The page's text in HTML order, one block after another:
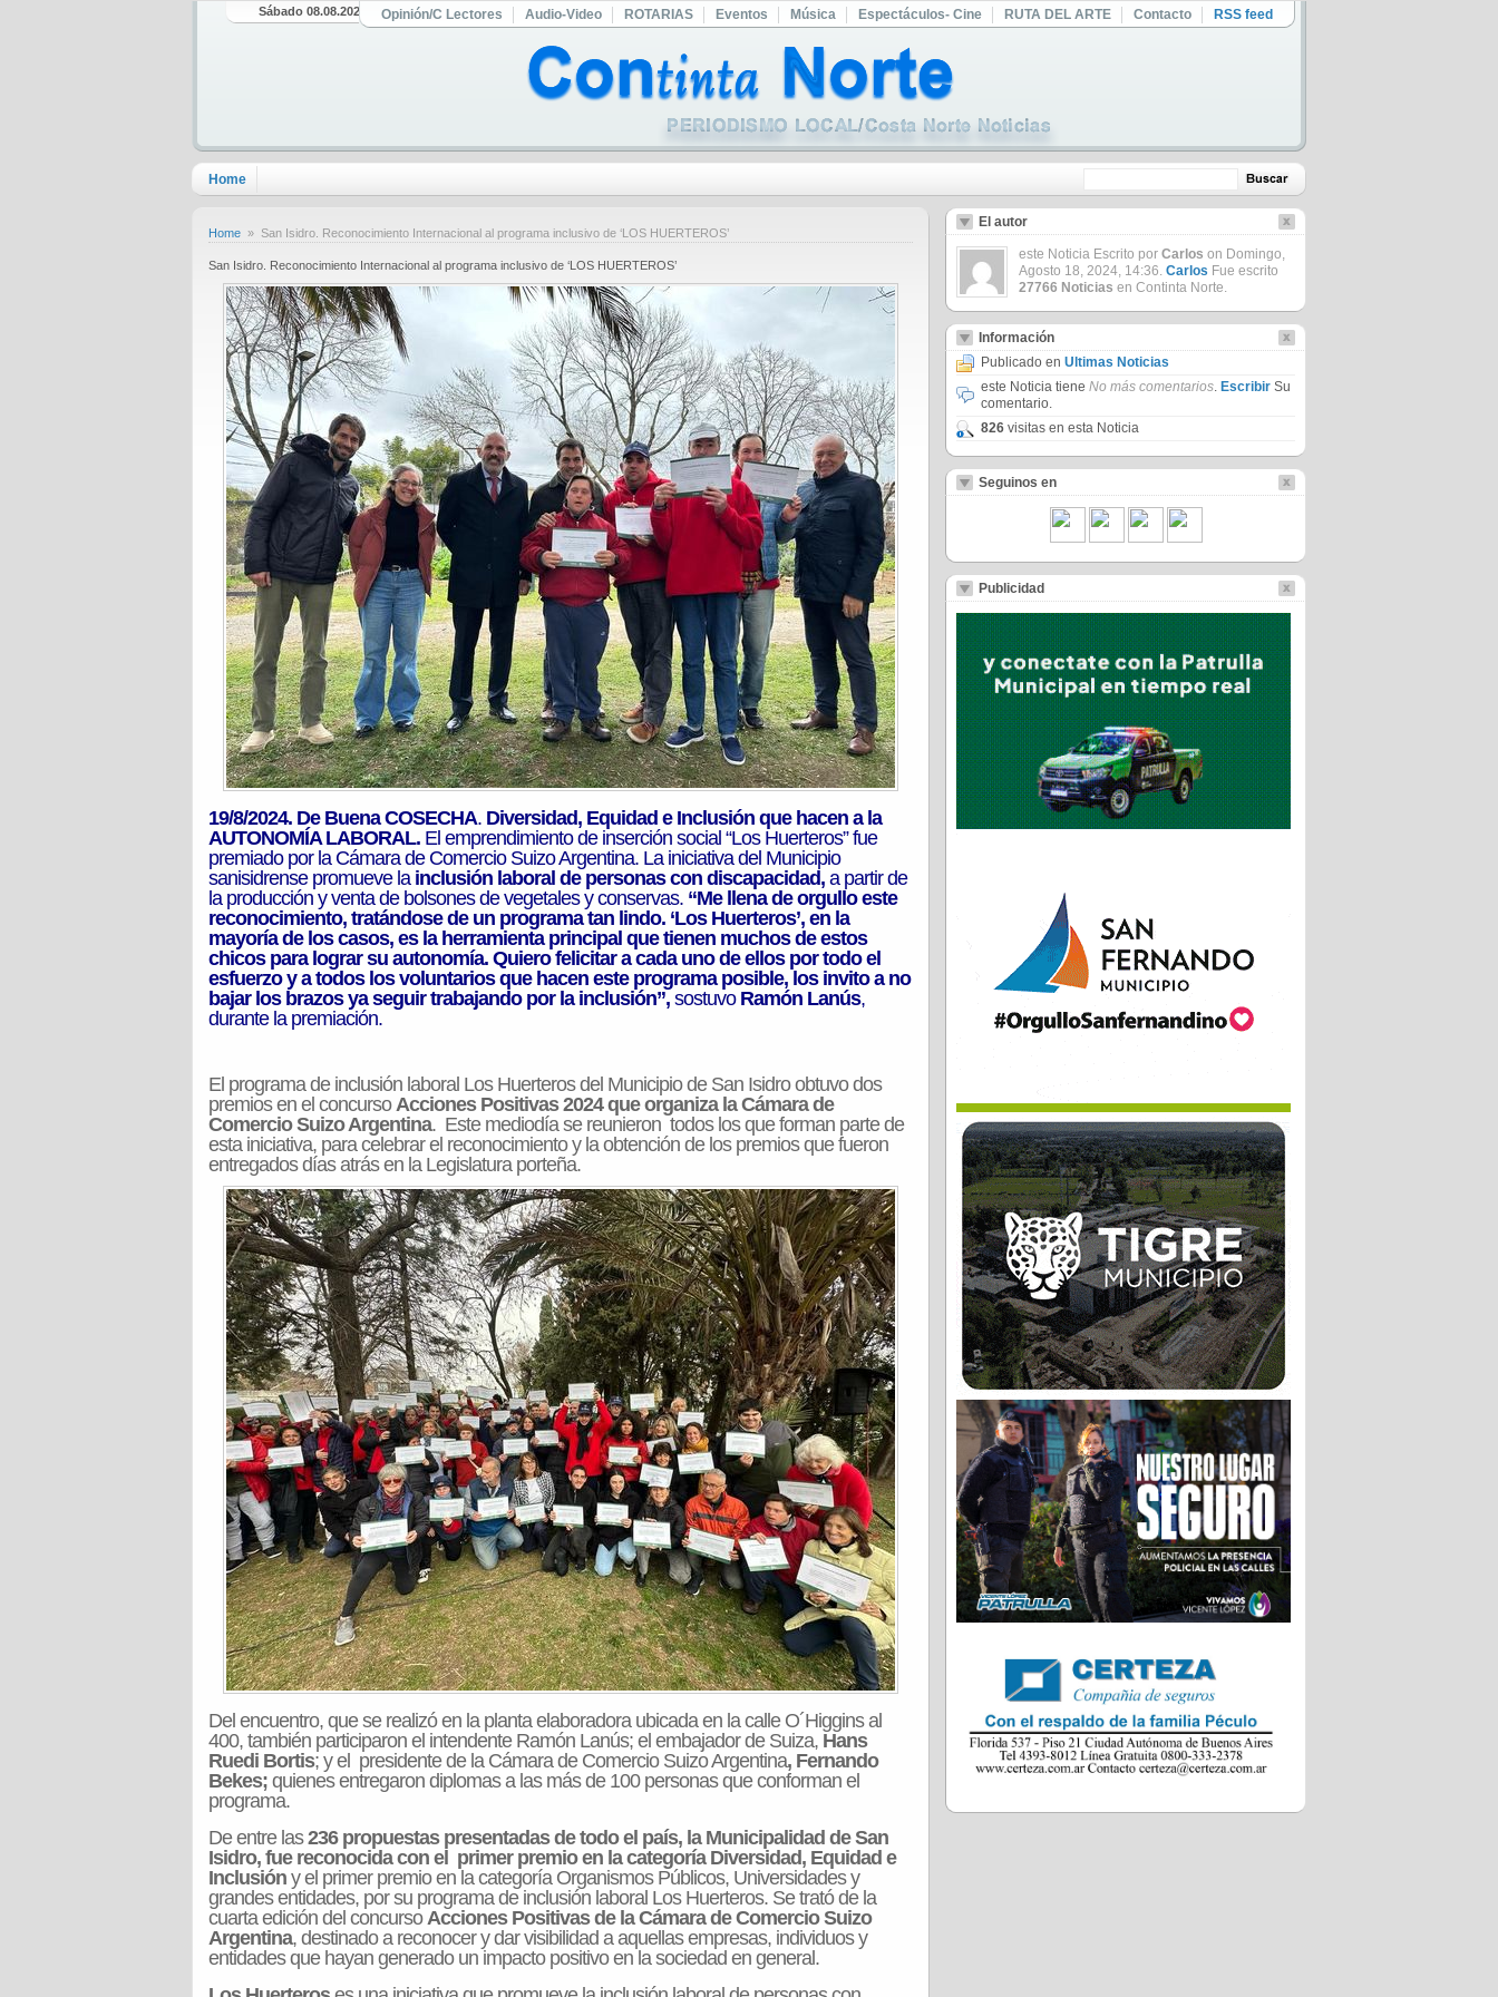
Sábado 08.08.2026 Opinión/C Lectores Audio-Video ROTARIAS Eventos Música Espectáculos- Cine RUTA DEL ARTE Contacto RSS feed
Home
Home » San Isidro. Reconocimiento Internacional al programa inclusivo de ‘LOS HUERTEROS’
San Isidro. Reconocimiento Internacional al programa inclusivo de ‘LOS HUERTEROS’
19/8/2024. De Buena COSECHA. Diversidad, Equidad e Inclusión que hacen a la
AUTONOMÍA LABORAL. El emprendimiento de inserción social “Los Huerteros” fue
premiado por la Cámara de Comercio Suizo Argentina. La iniciativa del Municipio
sanisidrense promueve la inclusión laboral de personas con discapacidad, a partir de
la producción y venta de bolsones de vegetales y conservas. “Me llena de orgullo este
reconocimiento, tratándose de un programa tan lindo. ‘Los Huerteros’, en la
mayoría de los casos, es la herramienta principal que tienen muchos de estos
chicos para lograr su autonomía. Quiero felicitar a cada uno de ellos por todo el
esfuerzo y a todos los voluntarios que hacen este programa posible, los invito a no
bajar los brazos ya seguir trabajando por la inclusión”, sostuvo Ramón Lanús,
durante la premiación.
El programa de inclusión laboral Los Huerteros del Municipio de San Isidro obtuvo dos
premios en el concursoAcciones Positivas 2024 que organiza la Cámara de
Comercio Suizo Argentina. Este mediodía se reunieron todos los que forman parte de
esta iniciativa, para celebrar el reconocimiento y la obtención de los premios que fueron
entregados días atrás en la Legislatura porteña.
Del encuentro, que se realizó en la planta elaboradora ubicada en la calle O´Higgins al
400, también participaron el intendente Ramón Lanús; el embajador de Suiza, Hans
Ruedi Bortis; y el presidente de la Cámara de Comercio Suizo Argentina, Fernando
Bekes; quienes entregaron diplomas a las más de 100 personas que conforman el
programa.
De entre las236 propuestas presentadas de todo el país, la Municipalidad de San
Isidro, fue reconocida con el primer premio en la categoría Diversidad, Equidad e
Inclusión y el primer premio en la categoría Organismos Públicos, Universidades y
grandes entidades, por su programa de inclusión laboral Los Huerteros. Se trató de la
cuarta edición del concursoAcciones Positivas de la Cámara de Comercio Suizo
Argentina, destinado a reconocer y dar visibilidad a aquellas empresas, individuos y
entidades que hayan generado un impacto positivo en la sociedad en general.
El autor
este Noticia Escrito por Carlos on Domingo,
Agosto 18, 2024, 14:36. Carlos Fue escrito
27766 Noticias en Continta Norte.
Información
Publicado en Ultimas Noticias
este Noticia tiene No más comentarios. Escribir Su
comentario.
826 visitas en esta Noticia
Seguinos en
Publicidad